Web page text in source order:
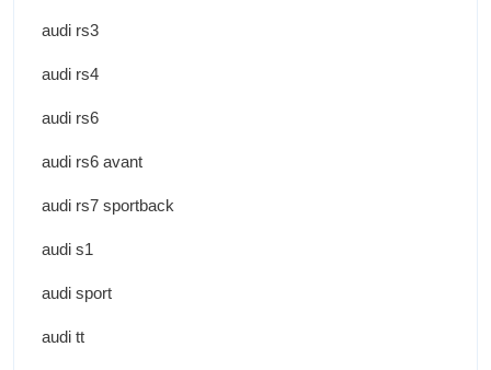
audi rs3
audi rs4
audi rs6
audi rs6 avant
audi rs7 sportback
audi s1
audi sport
audi tt